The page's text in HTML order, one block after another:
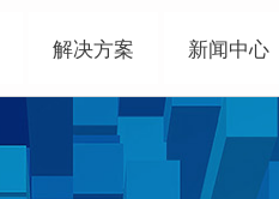
解决方案 新闻中心